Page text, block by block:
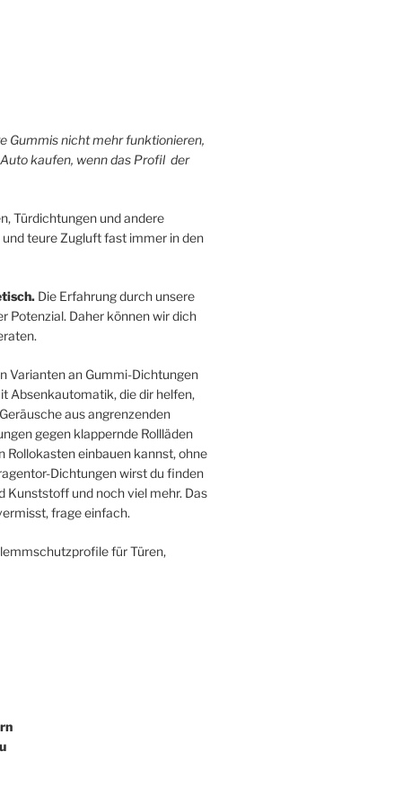
Gummis nicht mehr funktionieren,
kaufen, wenn das Profil der
Türdichtungen und andere
teure Zugluft fast immer in den
Die Erfahrung durch unsere
Potenzial. Daher können wir dich
Varianten an Gummi-Dichtungen
Absenkautomatik, die dir helfen,
aus angrenzenden
gegen klappernde Rollläden
Rollokasten einbauen kannst, ohne
Dichtungen wirst du finden
Kunststoff und noch viel mehr. Das
frage einfach.
für Türen,